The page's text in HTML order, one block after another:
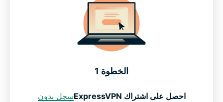
الخطوة 1
احصل على اشتراك ExpressVPN
سجل بدون